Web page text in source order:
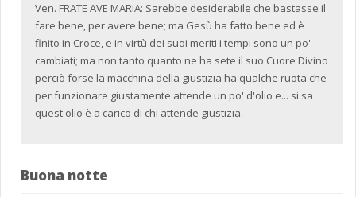
Ven. FRATE AVE MARIA: Sarebbe desiderabile che bastasse il
fare bene, per avere bene; ma Gesù ha fatto bene ed è
finito in Croce, e in virtù dei suoi meriti i tempi sono un po'
cambiati; ma non tanto quanto ne ha sete il suo Cuore Divino
perciò forse la macchina della giustizia ha qualche ruota che
per funzionare giustamente attende un po' d'olio e... si sa
quest'olio è a carico di chi attende giustizia.
Buona notte